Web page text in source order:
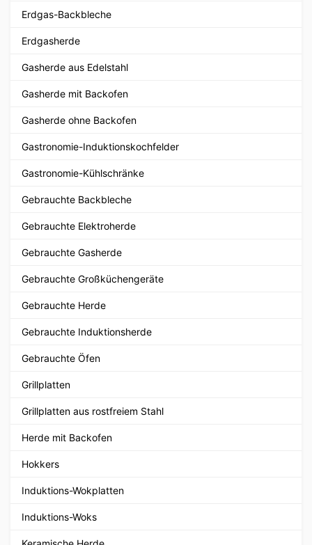
Erdgas-Backbleche
Erdgasherde
Gasherde aus Edelstahl
Gasherde mit Backofen
Gasherde ohne Backofen
Gastronomie-Induktionskochfelder
Gastronomie-Kühlschränke
Gebrauchte Backbleche
Gebrauchte Elektroherde
Gebrauchte Gasherde
Gebrauchte Großküchengeräte
Gebrauchte Herde
Gebrauchte Induktionsherde
Gebrauchte Öfen
Grillplatten
Grillplatten aus rostfreiem Stahl
Herde mit Backofen
Hokkers
Induktions-Wokplatten
Induktions-Woks